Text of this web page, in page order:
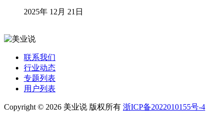
2025年 12月 21日
联系我们
行业动态
专题列表
用户列表
Copyright © 2026 美业说 版权所有 浙ICP备2022010155号-4